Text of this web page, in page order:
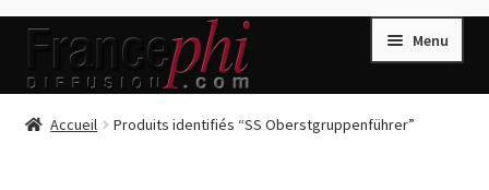
Aller
la
Aller
contenu
Menu
Accueil
Accueil Produits identifiés “SS Oberstgruppenführer”